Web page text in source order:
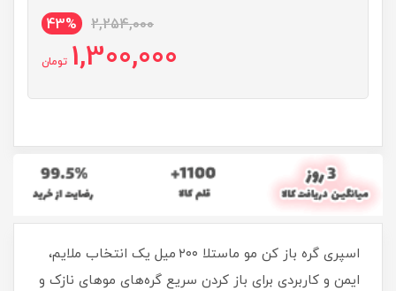
2,254,000
43%
1,300,000 تومان
اسپری گره باز کن مو ماستلا ۲۰۰ میل یک انتخاب ملایم،
ایمن و کاربردی برای باز کردن سریع گره‌های موهای نازک و